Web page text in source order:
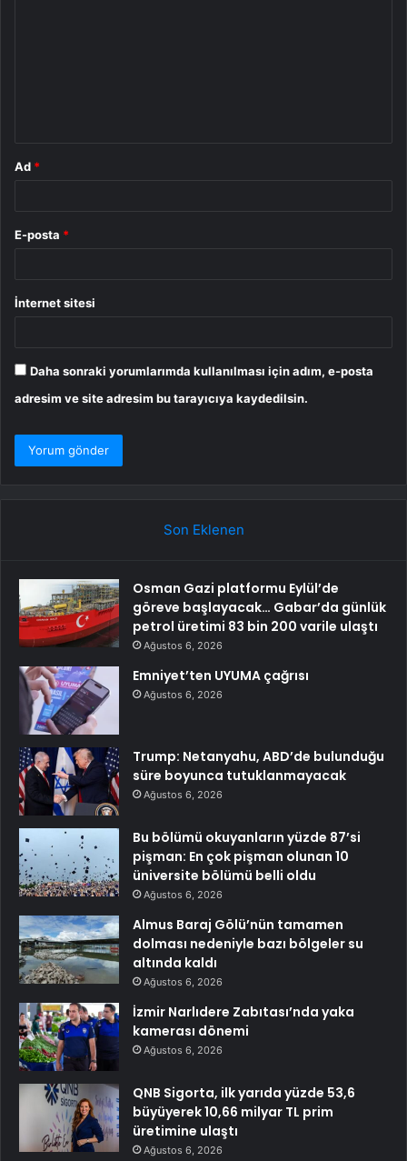
Ad *
E-posta *
İnternet sitesi
Daha sonraki yorumlarımda kullanılması için adım, e-posta
adresim ve site adresim bu tarayıcıya kaydedilsin.
Son Eklenen
Osman Gazi platformu Eylül’de
göreve başlayacak… Gabar’da günlük
petrol üretimi 83 bin 200 varile ulaştı
Ağustos 6, 2026
Emniyet’ten UYUMA çağrısı
Ağustos 6, 2026
Trump: Netanyahu, ABD’de bulunduğu
süre boyunca tutuklanmayacak
Ağustos 6, 2026
Bu bölümü okuyanların yüzde 87’si
pişman: En çok pişman olunan 10
üniversite bölümü belli oldu
Ağustos 6, 2026
Almus Baraj Gölü’nün tamamen
dolması nedeniyle bazı bölgeler su
altında kaldı
Ağustos 6, 2026
İzmir Narlıdere Zabıtası’nda yaka
kamerası dönemi
Ağustos 6, 2026
QNB Sigorta, ilk yarıda yüzde 53,6
büyüyerek 10,66 milyar TL prim
üretimine ulaştı
Ağustos 6, 2026